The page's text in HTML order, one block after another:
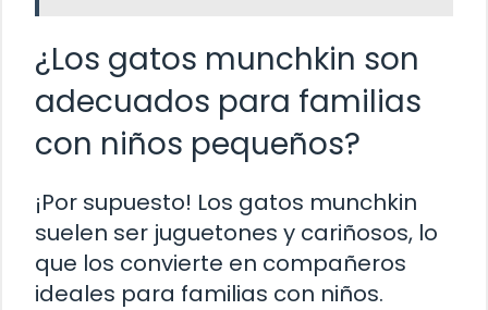
¿Los gatos munchkin son
adecuados para familias
con niños pequeños?
¡Por supuesto! Los gatos munchkin
suelen ser juguetones y cariñosos, lo
que los convierte en compañeros
ideales para familias con niños.